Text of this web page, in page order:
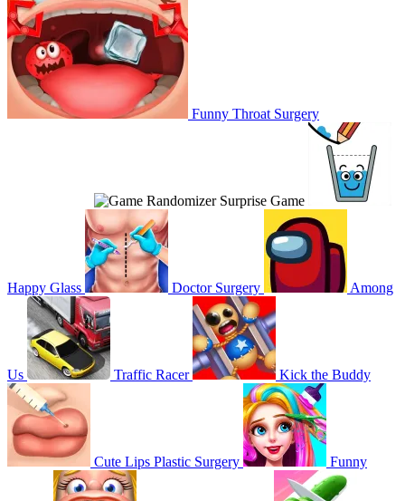
Funny Throat Surgery
Surprise Game
Happy Glass Doctor Surgery Among
Us Traffic Racer Kick the Buddy
Cute Lips Plastic Surgery Funny